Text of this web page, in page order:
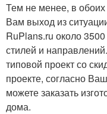
Тем не менее, в
Вам выход из
RuPlans.ru около
стилей и
типовой проект со
проекте, согласно
можете заказать
дома.